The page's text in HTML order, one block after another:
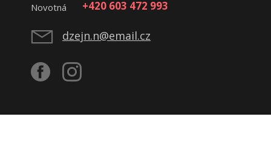
+420 603 472 993
dzejn.n@email.cz